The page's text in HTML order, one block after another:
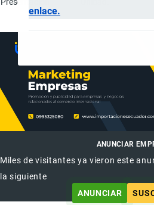
enlace.
ANUNCIAR
Miles de visitantes ya vieron este
la siguiente
ANUNCIAR